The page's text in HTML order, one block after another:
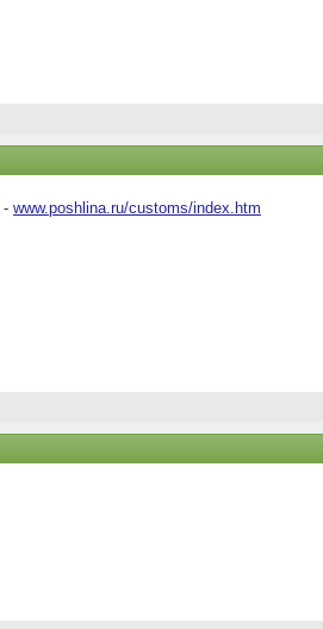
- www.poshlina.ru/customs/index.htm